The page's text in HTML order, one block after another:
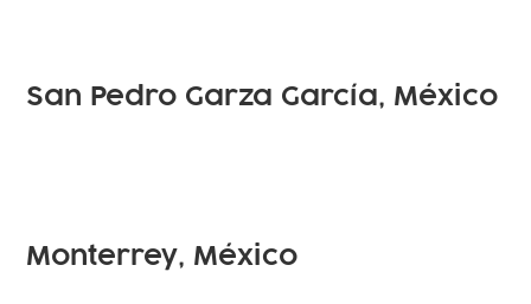
San Pedro Garza García, México
Monterrey, México